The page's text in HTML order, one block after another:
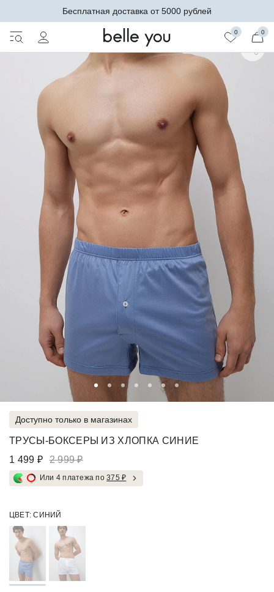
Бесплатная доставка от 5000 рублей
0 0
Доступно только в магазинах
ТРУСЫ-БОКСЕРЫ ИЗ ХЛОПКА СИНИЕ
1 499 ₽
2 999 ₽
Или 4 платежа по375 ₽
ЦВЕТ:СИНИЙ